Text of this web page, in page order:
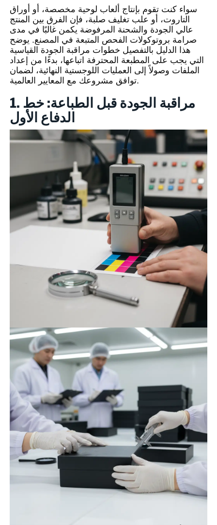
سواء كنت تقوم بإنتاج ألعاب لوحية مخصصة، أو أوراق
التاروت، أو علب تغليف صلبة، فإن الفرق بين المنتج
عالي الجودة والشحنة المرفوضة يكمن غالبًا في مدى
صرامة بروتوكولات الفحص المتبعة في المصنع. يوضح
هذا الدليل بالتفصيل خطوات مراقبة الجودة القياسية
التي يجب على المطبعة المحترفة اتباعها، بدءًا من إعداد
الملفات وصولاً إلى العمليات اللوجستية النهائية، لضمان
توافق مشروعك مع المعايير العالمية.
1. مراقبة الجودة قبل الطباعة: خط
الدفاع الأول